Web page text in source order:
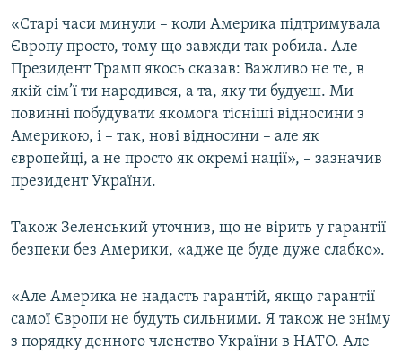
«Старі часи минули – коли Америка підтримувала
Європу просто, тому що завжди так робила. Але
Президент Трамп якось сказав: Важливо не те, в
якій сім’ї ти народився, а та, яку ти будуєш. Ми
повинні побудувати якомога тісніші відносини з
Америкою, і – так, нові відносини – але як
європейці, а не просто як окремі нації», – зазначив
президент України.
Також Зеленський уточнив, що не вірить у гарантії
безпеки без Америки, «адже це буде дуже слабко».
«Але Америка не надасть гарантій, якщо гарантії
самої Європи не будуть сильними. Я також не зніму
з порядку денного членство України в НАТО. Але